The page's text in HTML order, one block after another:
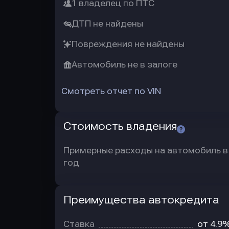
1 владелец по ПТС
ДТП не найдены
Повреждения не найдены
Автомобиль не в залоге
Смотреть отчет по VIN
Стоимость владения
Примерные расходы на автомобиль в
год
Преимущества автокредита
Ставка от